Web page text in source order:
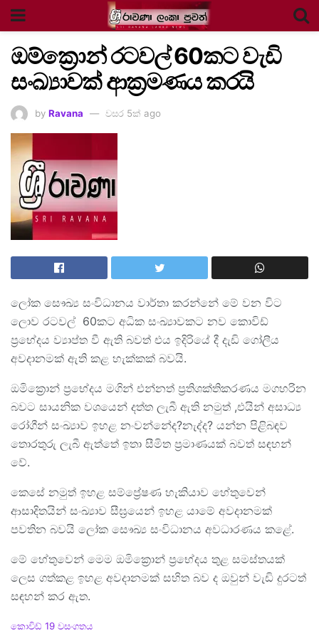
ඔම්ක්‍රොන් රටවල් 60කට වැඩි
සංඛ්‍යාවක් ආක්‍රමණය කරයි
by Ravana වසර 5ක් ago
ලෝක සෞඛ්‍ය සංවිධානය වාර්තා කරන්නේ මේ වන විට
ලොව රටවල් 60කට අධික සංඛ්‍යාවකට නව කොවිඩ්
ප්‍රභේදය ව්‍යාප්ත වී ඇති බවත් එය ඉදිරියේ දී දැඩි ගෝලීය
අවදානමක් ඇති කළ හැක්කක් බවයි.
ඔමික්‍රොන් ප්‍රභේදය මගින් එන්නත් ප්‍රතිශක්තිකරණය මගහරින
බවට සායනික වශයෙන් දත්ත ලැබී ඇති නමුත් ,එයින් අසාධ්‍ය
රෝගීන් සංඛ්‍යාව ඉහළ නංවන්නේද?නැද්ද? යන්න පිළිබඳව
තොරතුරු ලැබී ඇත්තේ ඉතා සීමිත ප්‍රමාණයක් බවත් සඳහන්
වේ.
කෙසේ නමුත් ඉහළ සම්ප්‍රේෂණ හැකියාව හේතුවෙන්
ආසාදිතයින් සංඛ්‍යාව සීඝ්‍රයෙන් ඉහළ යාමේ අවදානමක්
පවතින බවයි ලෝක සෞඛ්‍ය සංවිධානය අවධාරණය කළේ.
මේ හේතුවෙන් මෙම ඔමික්‍රොන් ප්‍රභේදය තුළ සමස්තයක්
ලෙස ගත්කළ ඉහළ අවදානමක් සහිත බව ද ඔවුන් වැඩි දුරටත්
සඳහන් කර ඇත.
C
කොවිඩ් 19 වසංගතය